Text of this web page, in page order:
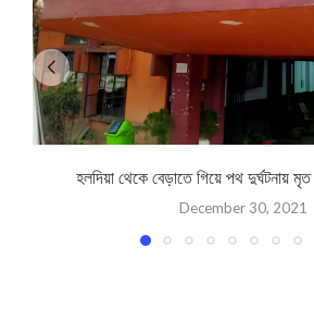
হলদিয়া থেকে বেড়াতে গিয়ে পথ দুর্ঘটনায়
December 30, 2021